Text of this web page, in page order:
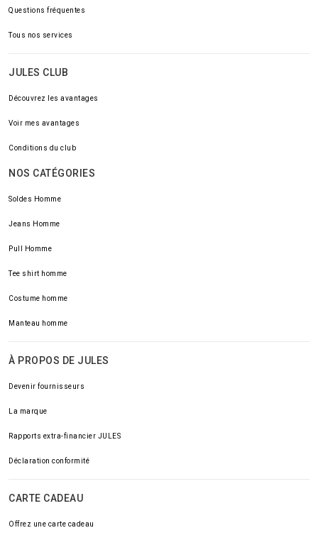
Questions fréquentes
Tous nos services
JULES CLUB
Découvrez les avantages
Voir mes avantages
Conditions du club
NOS CATÉGORIES
Soldes Homme
Jeans Homme
Pull Homme
Tee shirt homme
Costume homme
Manteau homme
À PROPOS DE JULES
Devenir fournisseurs
La marque
Rapports extra-financier JULES
Déclaration conformité
CARTE CADEAU
Offrez une carte cadeau